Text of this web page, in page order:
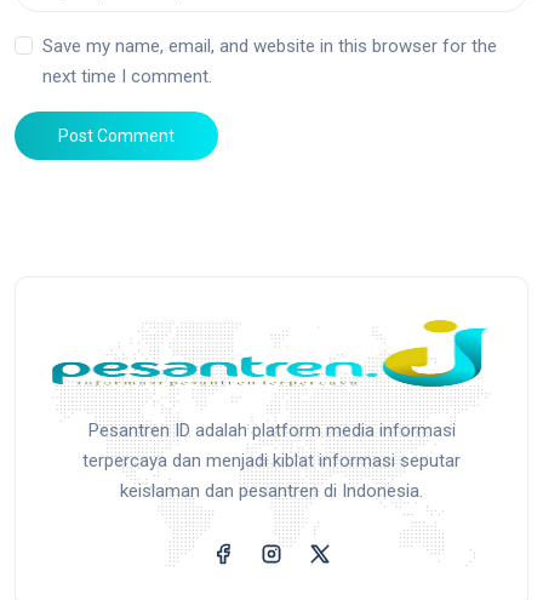
Save my name, email, and website in this browser for the
next time I comment.
Post Comment
Pesantren ID adalah platform media informasi
terpercaya dan menjadi kiblat informasi seputar
keislaman dan pesantren di Indonesia.